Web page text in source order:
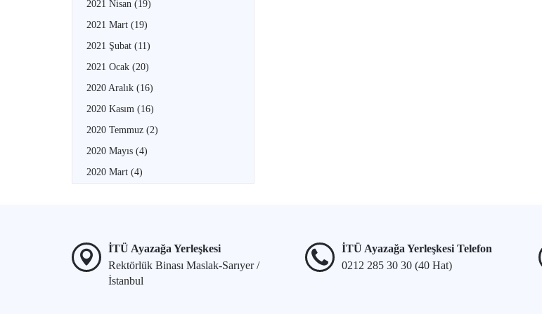
2021 Nisan (19)
2021 Mart (19)
2021 Şubat (11)
2021 Ocak (20)
2020 Aralık (16)
2020 Kasım (16)
2020 Temmuz (2)
2020 Mayıs (4)
2020 Mart (4)
İTÜ Ayazağa Yerleşkesi
Rektörlük Binası Maslak-Sarıyer /
İstanbul
İTÜ Ayazağa Yerleşkesi Telefon
0212 285 30 30 (40 Hat)